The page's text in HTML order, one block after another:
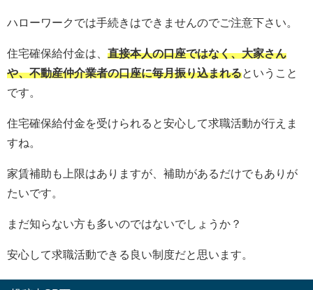
ハローワークでは手続きはできませんのでご注意下さい。
住宅確保給付金は、 直接本人の口座ではなく、大家さん
や、不動産仲介業者の口座に毎月振り込まれるということ
です。
住宅確保給付金を受けられると安心して求職活動が行えま
すね。
家賃補助も上限はありますが、補助があるだけでもありが
たいです。
まだ知らない方も多いのではないでしょうか？
安心して求職活動できる良い制度だと思います。